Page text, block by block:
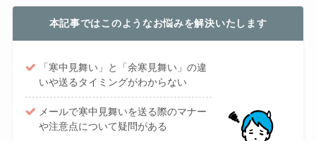
本記事ではこのようなお悩みを解決いたします
「寒中見舞い」と「余寒見舞い」の違
いや送るタイミングがわからない
メールで寒中見舞いを送る際のマナー
や注意点について疑問がある